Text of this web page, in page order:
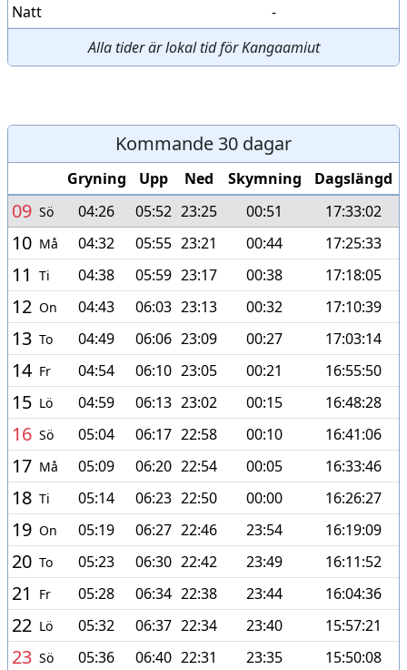
Natt
-
Alla tider är lokal tid för Kangaamiut
Kommande 30 dagar
Gryning Upp Ned Skymning Dagslängd
09 Sö 04:26 05:52 23:25 00:51 17:33:02
10 Må 04:32 05:55 23:21 00:44 17:25:33
11 Ti 04:38 05:59 23:17 00:38 17:18:05
12 On 04:43 06:03 23:13 00:32 17:10:39
13 To 04:49 06:06 23:09 00:27 17:03:14
14 Fr 04:54 06:10 23:05 00:21 16:55:50
15 Lö 04:59 06:13 23:02 00:15 16:48:28
16 Sö 05:04 06:17 22:58 00:10 16:41:06
17 Må 05:09 06:20 22:54 00:05 16:33:46
18 Ti 05:14 06:23 22:50 00:00 16:26:27
19 On 05:19 06:27 22:46 23:54 16:19:09
20 To 05:23 06:30 22:42 23:49 16:11:52
21 Fr 05:28 06:34 22:38 23:44 16:04:36
22 Lö 05:32 06:37 22:34 23:40 15:57:21
23 Sö 05:36 06:40 22:31 23:35 15:50:08